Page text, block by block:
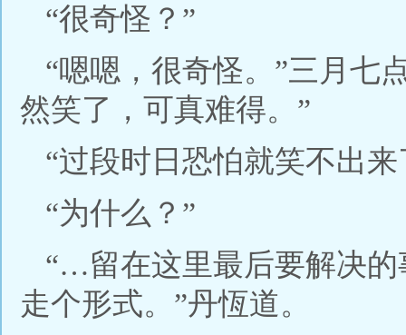
“很奇怪？”
“嗯嗯，很奇怪。”三月七
然笑了，可真难得。”
“过段时日恐怕就笑不出来
“为什么？”
“…留在这里最后要解决
走个形式。”丹恆道。